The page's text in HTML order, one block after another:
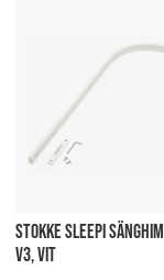
STOKKE SLEEPI
V3, VIT